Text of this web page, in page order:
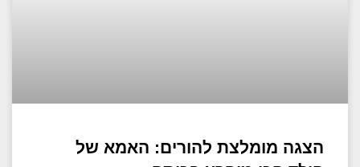
הצגה מומלצת להורים: האמא של